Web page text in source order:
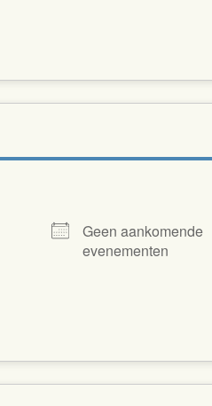
Geen aankomende
evenementen